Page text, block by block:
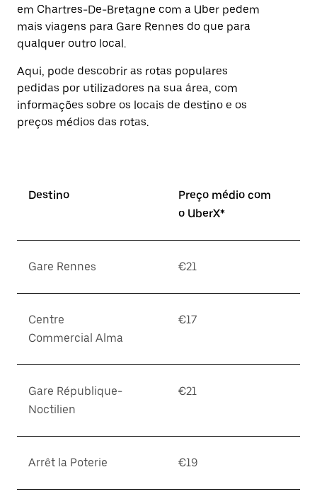
para
fechar
o
calendário.
em Chartres-De-Bretagne com a Uber pedem
mais viagens para Gare Rennes do que para
qualquer outro local.
Aqui, pode descobrir as rotas populares
pedidas por utilizadores na sua área, com
informações sobre os locais de destino e os
preços médios das rotas.
Destino
Preço médio com
o UberX*
Gare Rennes €21
Centre
Commercial Alma
€17
Gare République-
Noctilien
€21
Arrêt la Poterie €19